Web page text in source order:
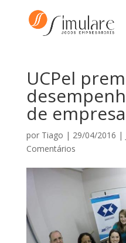
UCPel
de
por Tiago | 29/04/2016 |
Comentários